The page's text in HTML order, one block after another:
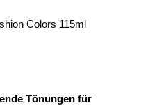
Colors 115ml
Tönungen für